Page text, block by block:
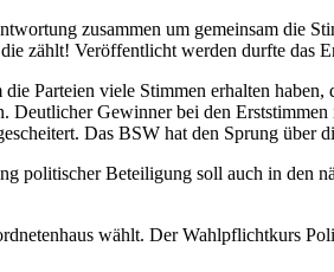
zusammen um gemeinsam die
zählt! Veröffentlicht werden durfte das
Parteien viele Stimmen erhalten
Deutlicher Gewinner bei den
Das BSW hat den Sprung über
politischer Beteiligung soll auch in den
wählt. Der Wahlpflichtkurs